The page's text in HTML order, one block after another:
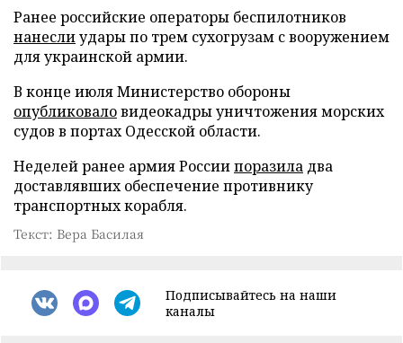
Ранее российские операторы беспилотников
нанеслиудары по трем сухогрузам с вооружением
для украинской армии.
В конце июля Министерство обороны
опубликоваловидеокадры уничтожения морских
судов в портах Одесской области.
Неделей ранее армия Россиипоразила два
доставлявших обеспечение противнику
транспортных корабля.
Текст: Вера Басилая
Подписывайтесь на наши
каналы